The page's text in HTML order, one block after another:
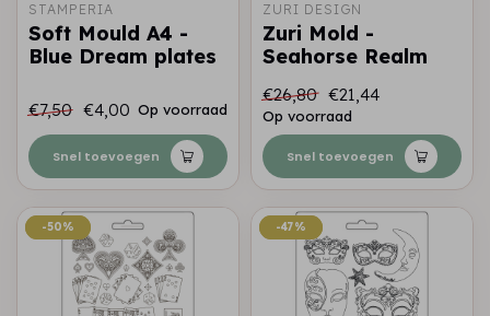
STAMPERIA
Soft Mould A4 -
Blue Dream plates
€7,50 €4,00 Op voorraad
Snel toevoegen
ZURI DESIGN
Zuri Mold -
Seahorse Realm
€26,80 €21,44
Op voorraad
Snel toevoegen
-50%
-50% -47%
-47%